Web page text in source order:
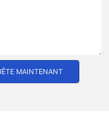
MAINTENANT